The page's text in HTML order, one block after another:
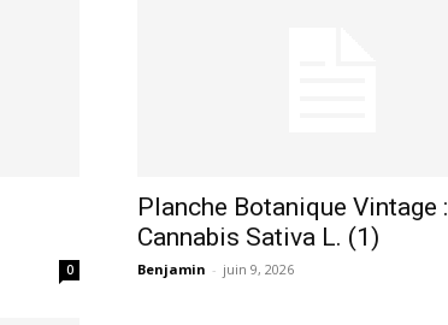
0
Planche Botanique Vintage :
Cannabis Sativa L. (1)
Benjamin - juin 9, 2026